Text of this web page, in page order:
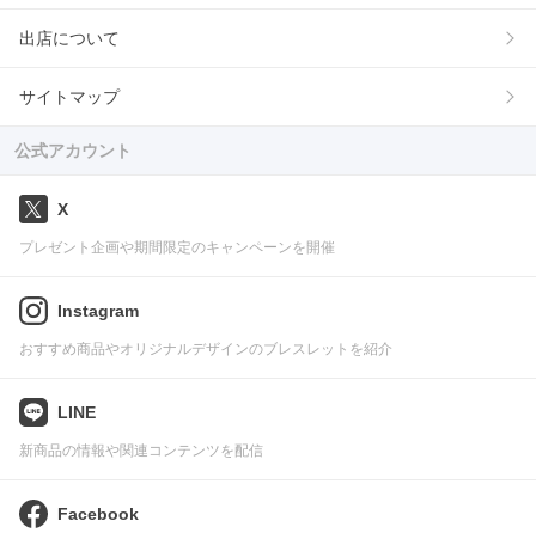
出店について
サイトマップ
公式アカウント
X
プレゼント企画や期間限定のキャンペーンを開催
Instagram
おすすめ商品やオリジナルデザインのブレスレットを紹介
LINE
新商品の情報や関連コンテンツを配信
Facebook